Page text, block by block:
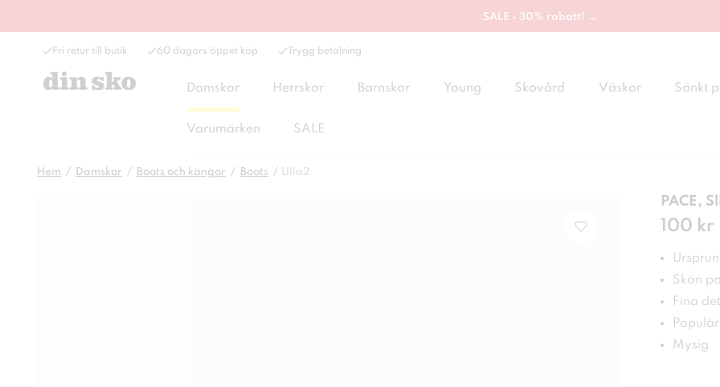
SALE - 30% rabatt! →
Fri retur till butik 60 dagars öppet köp Trygg betalning
Damskor Herrskor Barnskor Young Skovård Väskor Sänkt
Varumärken SALE
Hem Damskor Boots och kängor Boots Ulla2
PACE,
Pris:
100 kr
Skön
Fina
Mysig